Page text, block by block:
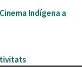
Indígena a